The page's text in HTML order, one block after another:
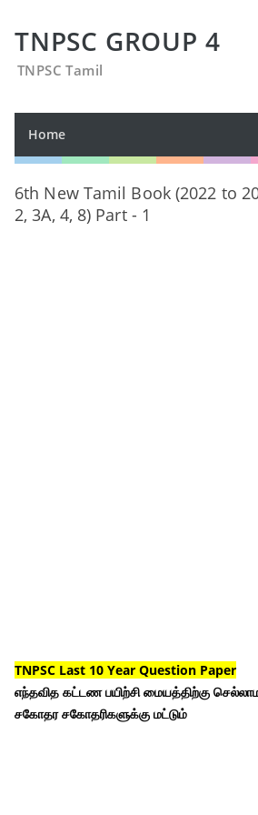
TNPSC GROUP 4
TNPSC Tamil
Home
6th New Tamil Book (2022 to
2, 3A, 4, 8) Part - 1
TNPSC Last 10 Year Question Paper
எந்தவித கட்டண பயிற்சி மையத்திற்கு
சகோதர சகோதரிகளுக்கு மட்டும்